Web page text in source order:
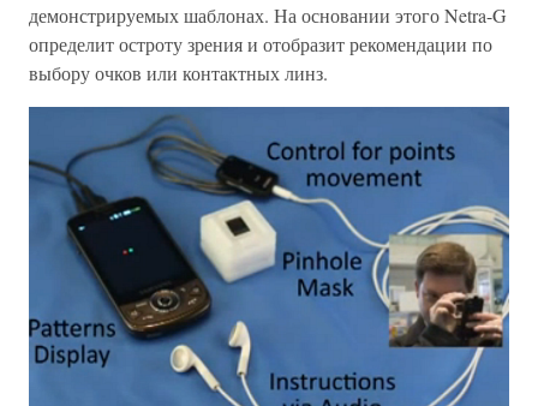
демонстрируемых шаблонах. На основании этого Netra-G
определит остроту зрения и отобразит рекомендации по
выбору очков или контактных линз.